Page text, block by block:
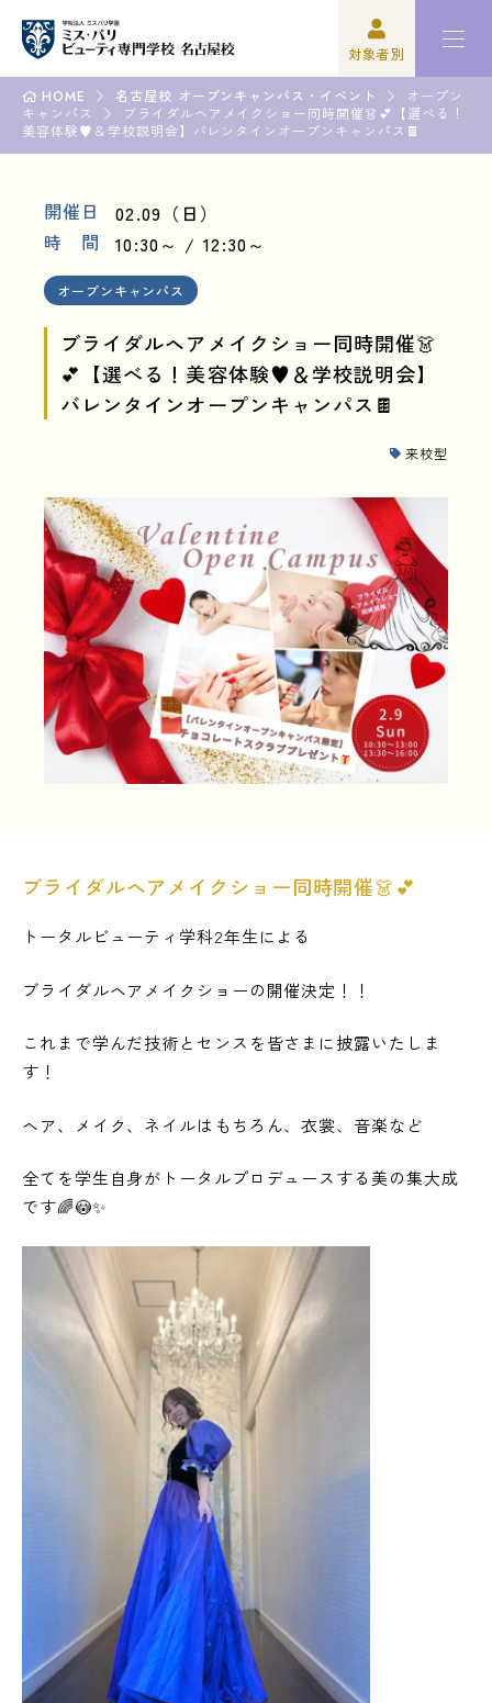
対象者別
高校3年生の方
保護者の方
学校関係者の方
企業の方
卒業生の方
ミスパリについて
オープンキャンパス・イベント
資格・就職
入学案内
学園生活
LINE友だち登録 よくある質問アクセス
情報の公開
カリキュラム・シラバス
個人情報保護方針
サイトマップ
SNSをフォローして最新情報をCHECK !
HOME 名古屋校 オープンキャンパス・イベント
オープン
キャンパス
ブライダルヘアメイクショー同時開催👗💕【選べる！
美容体験♥＆学校説明会】バレンタインオープンキャンパス🍫
開催日
02.09（日）
時 間
10:30～ 12:30～
オープンキャンパス
ブライダルヘアメイクショー同時開催👗
💕【選べる！美容体験♥＆学校説明会】
バレンタインオープンキャンパス🍫
来校型
ブライダルヘアメイクショー同時開催👗💕
トータルビューティ学科2年生による
ブライダルヘアメイクショーの開催決定！！
これまで学んだ技術とセンスを皆さまに披露いたしま
す！
ヘア、メイク、ネイルはもちろん、衣裳、音楽など
全てを学生自身がトータルプロデュースする美の集大成
です🌈😳✨